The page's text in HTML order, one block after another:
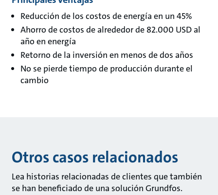
Reducción de los costos de energía en un 45%
Ahorro de costos de alrededor de 82.000 USD al
año en energía
Retorno de la inversión en menos de dos años
No se pierde tiempo de producción durante el
cambio
Otros casos relacionados
Lea historias relacionadas de clientes que también
se han beneficiado de una solución Grundfos.